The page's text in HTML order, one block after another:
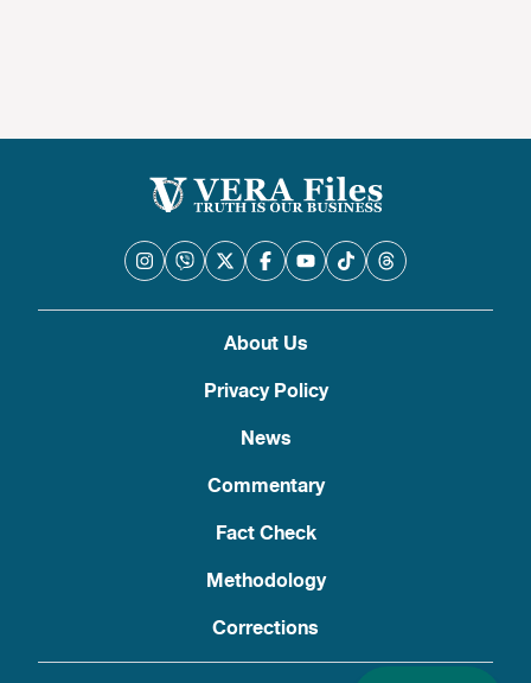
About Us
Privacy Policy
News
Commentary
Fact Check
Methodology
Corrections